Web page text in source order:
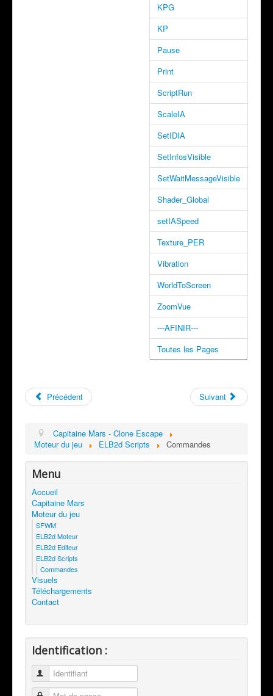
KPG
KP
Pause
Print
ScriptRun
ScaleIA
SetIDIA
SetInfosVisible
SetWaitMessageVisible
Shader_Global
setIASpeed
Texture_PER
Vibration
WorldToScreen
ZoomVue
---AFINIR---
Toutes les Pages
Précédent Suivant
Capitaine Mars - Clone Escape
Moteur du jeu
ELB2d Scripts Commandes
Menu
Accueil
Capitaine Mars
Moteur du jeu
SFWM
ELB2d Moteur
ELB2d Editeur
ELB2d Scripts
Commandes
Visuels
Téléchargements
Contact
Identification :
Identifiant